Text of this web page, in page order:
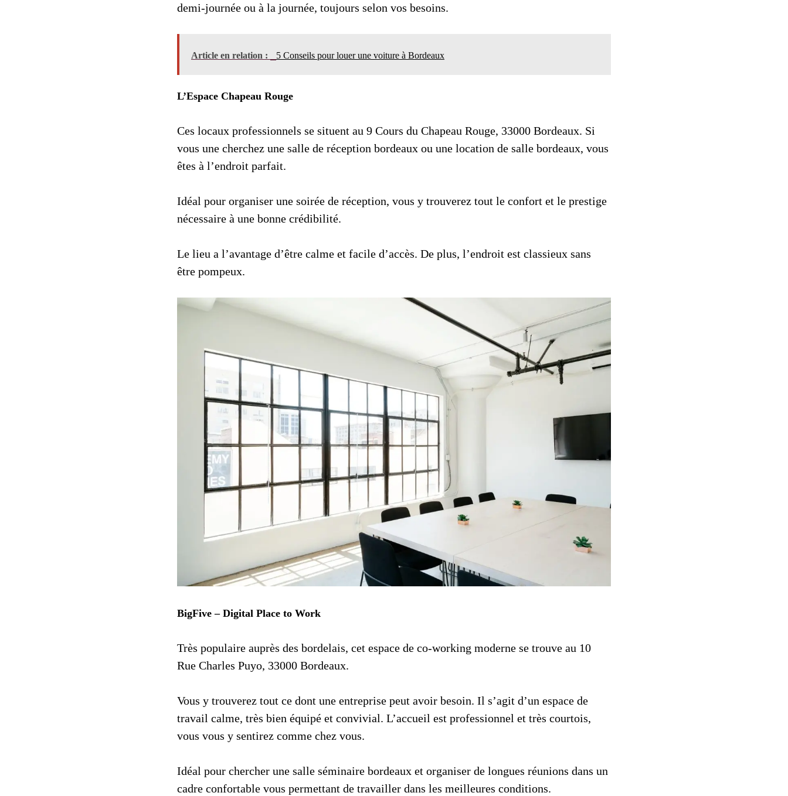
demi-journée ou à la journée, toujours selon vos besoins.
Article en relation : 5 Conseils pour louer une voiture à Bordeaux
L’Espace Chapeau Rouge
Ces locaux professionnels se situent au 9 Cours du Chapeau Rouge, 33000 Bordeaux. Si
vous une cherchez une salle de réception bordeaux ou une location de salle bordeaux, vous
êtes à l’endroit parfait.
Idéal pour organiser une soirée de réception, vous y trouverez tout le confort et le prestige
nécessaire à une bonne crédibilité.
Le lieu a l’avantage d’être calme et facile d’accès. De plus, l’endroit est classieux sans
être pompeux.
BigFive – Digital Place to Work
Très populaire auprès des bordelais, cet espace de co-working moderne se trouve au 10
Rue Charles Puyo, 33000 Bordeaux.
Vous y trouverez tout ce dont une entreprise peut avoir besoin. Il s’agit d’un espace de
travail calme, très bien équipé et convivial. L’accueil est professionnel et très courtois,
vous vous y sentirez comme chez vous.
Idéal pour chercher une salle séminaire bordeaux et organiser de longues réunions dans un
cadre confortable vous permettant de travailler dans les meilleures conditions.